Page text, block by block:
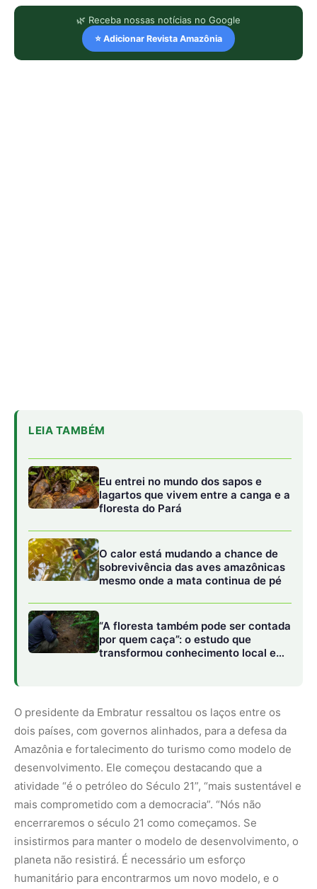
🌿 Receba nossas notícias no Google
⭐ Adicionar Revista Amazônia
mapa da fauna
O presidente da Embratur ressaltou os laços entre os
dois países, com governos alinhados, para a defesa da
Amazônia e fortalecimento do turismo como modelo de
desenvolvimento. Ele começou destacando que a
atividade “é o petróleo do Século 21”, “mais sustentável e
mais comprometido com a democracia”. “Nós não
insistirmos para manter o modelo de desenvolvimento, o
planeta não resistirá. É necessário um esforço
humanitário para encontrarmos um novo modelo, e o
relevância na América Latina, por ser uma forma eficaz de
apresentar essa parte do continente para o mundo. “O
Brasil e Colômbia têm uma possibilidade muito grande de
reapresentar a América Latina para o mundo a partir da
potência do turismo. O turismo é uma solução para a
preservação da Amazônia e para a proteção dos povos
que vivem na floresta. As raízes da floresta são suas
comunidades. A floresta só existe até hoje por conta das
populações tradicionais. E o turismo é uma possibilidade
de desenvolvimento com sustentabilidade”, afirmou.